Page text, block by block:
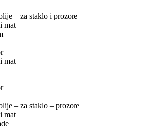
– za staklo i prozore
mat
mat
– za staklo – prozore
mat